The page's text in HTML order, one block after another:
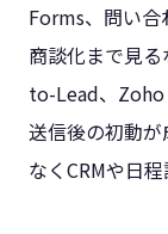
Forms、問い
商談化まで見
to-Lead、Zoho
送信後の初動
なくCRMや日